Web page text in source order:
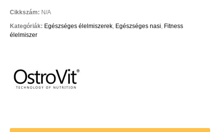
Cikkszám: N/A
Kategóriák: Egészséges élelmiszerek, Egészséges nasi, Fitness
élelmiszer